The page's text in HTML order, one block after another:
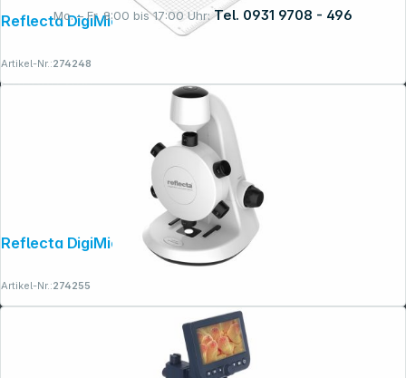
Mo. – Fr. 8:00 bis 17:00 Uhr: Tel. 0931 9708 - 496
Reflecta DigiMicroscope Flex
Artikel-Nr.:274248
Reflecta DigiMicroscope Vario
Artikel-Nr.:274255
Rechtliches